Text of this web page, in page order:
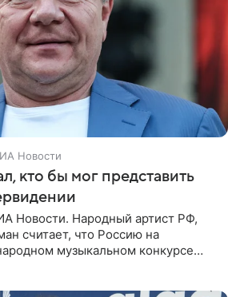
Новости
кто бы мог представить
Новости. Народный артист РФ,
считает, что Россию на
музыкальном конкурсе